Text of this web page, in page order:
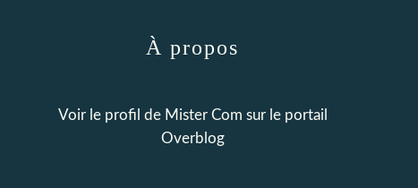
À propos
Voir le profil de Mister Com sur le portail
Overblog